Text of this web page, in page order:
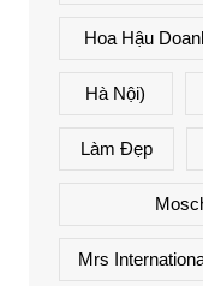
Hoa Hậu
Hà Nội)
Làm Đẹp
Mrs